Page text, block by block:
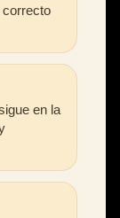
correcto
en la